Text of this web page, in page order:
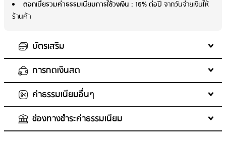
ดอกเบี้ยรวมค่าธรรมเนียมการใช้วงเงิน : 16% ต่อปี จากวันจ่ายเงินให้
ร้านค้า
บัตรเสริม
อายุผู้สมัครบัตรเสริม
บัตรหลัก สำหรับอายุ 15 – 19 ปี จะต้องเป็นบัตรเสริมบิดา/มารดาเท่านั้น
จำนวนบัตรเสริมสูงสุด: 4
ค่าธรรมเนียมแรกเข้า (บัตรเสริม): ไม่มีค่าธรรมเนียม
ค่าธรรมเนียมปีแรก (บัตรเสริม): 0 บาท
การกดเงินสด
ค่าธรรมเนียมเบิกถอนเงินสด
เงื่อนไขการเบิกถอนเงินสด: การเบิกถอนเงินสดล่วงหน้า ไม่มีระยะ
เวลาปลอดดอกเบี้ย (เริ่มคำนวณดอกเบี้ยตั้งแต่วันที่เบิกถอนเงินสด)
ค่าธรรมเนียมอื่นๆ
ค่าธรรมเนียมออกบัตรใหม่: 160.50 บาท
ช่องทางชำระค่าธรรมเนียม